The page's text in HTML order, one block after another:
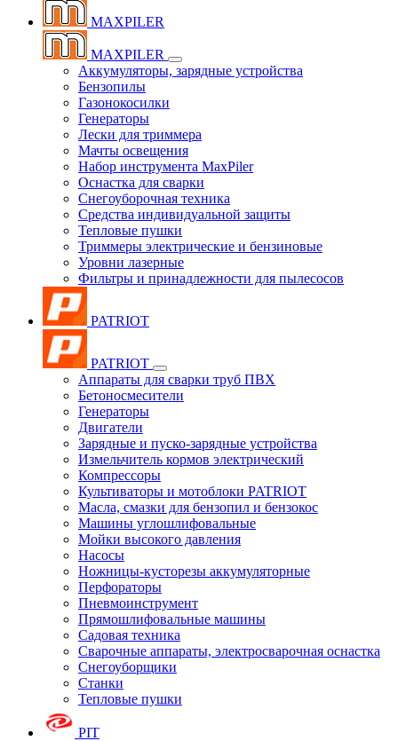
MAXPILER
MAXPILER
Аккумуляторы, зарядные устройства
Бензопилы
Газонокосилки
Генераторы
Лески для триммера
Мачты освещения
Набор инструмента MaxPiler
Оснастка для сварки
Снегоуборочная техника
Средства индивидуальной защиты
Тепловые пушки
Триммеры электрические и бензиновые
Уровни лазерные
Фильтры и принадлежности для пылесосов
PATRIOT
PATRIOT
Аппараты для сварки труб ПВХ
Бетоносмесители
Генераторы
Двигатели
Зарядные и пуско-зарядные устройства
Измельчитель кормов электрический
Компрессоры
Культиваторы и мотоблоки PATRIOT
Масла, смазки для бензопил и бензокос
Машины углошлифовальные
Мойки высокого давления
Насосы
Ножницы-кусторезы аккумуляторные
Перфораторы
Пневмоинструмент
Прямошлифовальные машины
Садовая техника
Сварочные аппараты, электросварочная оснастка
Снегоуборщики
Станки
Тепловые пушки
PIT